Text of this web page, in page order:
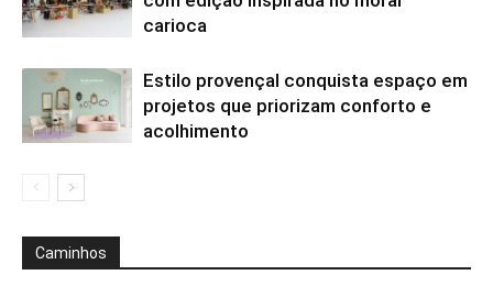
carioca
Estilo provençal conquista espaço em
projetos que priorizam conforto e
acolhimento
Caminhos